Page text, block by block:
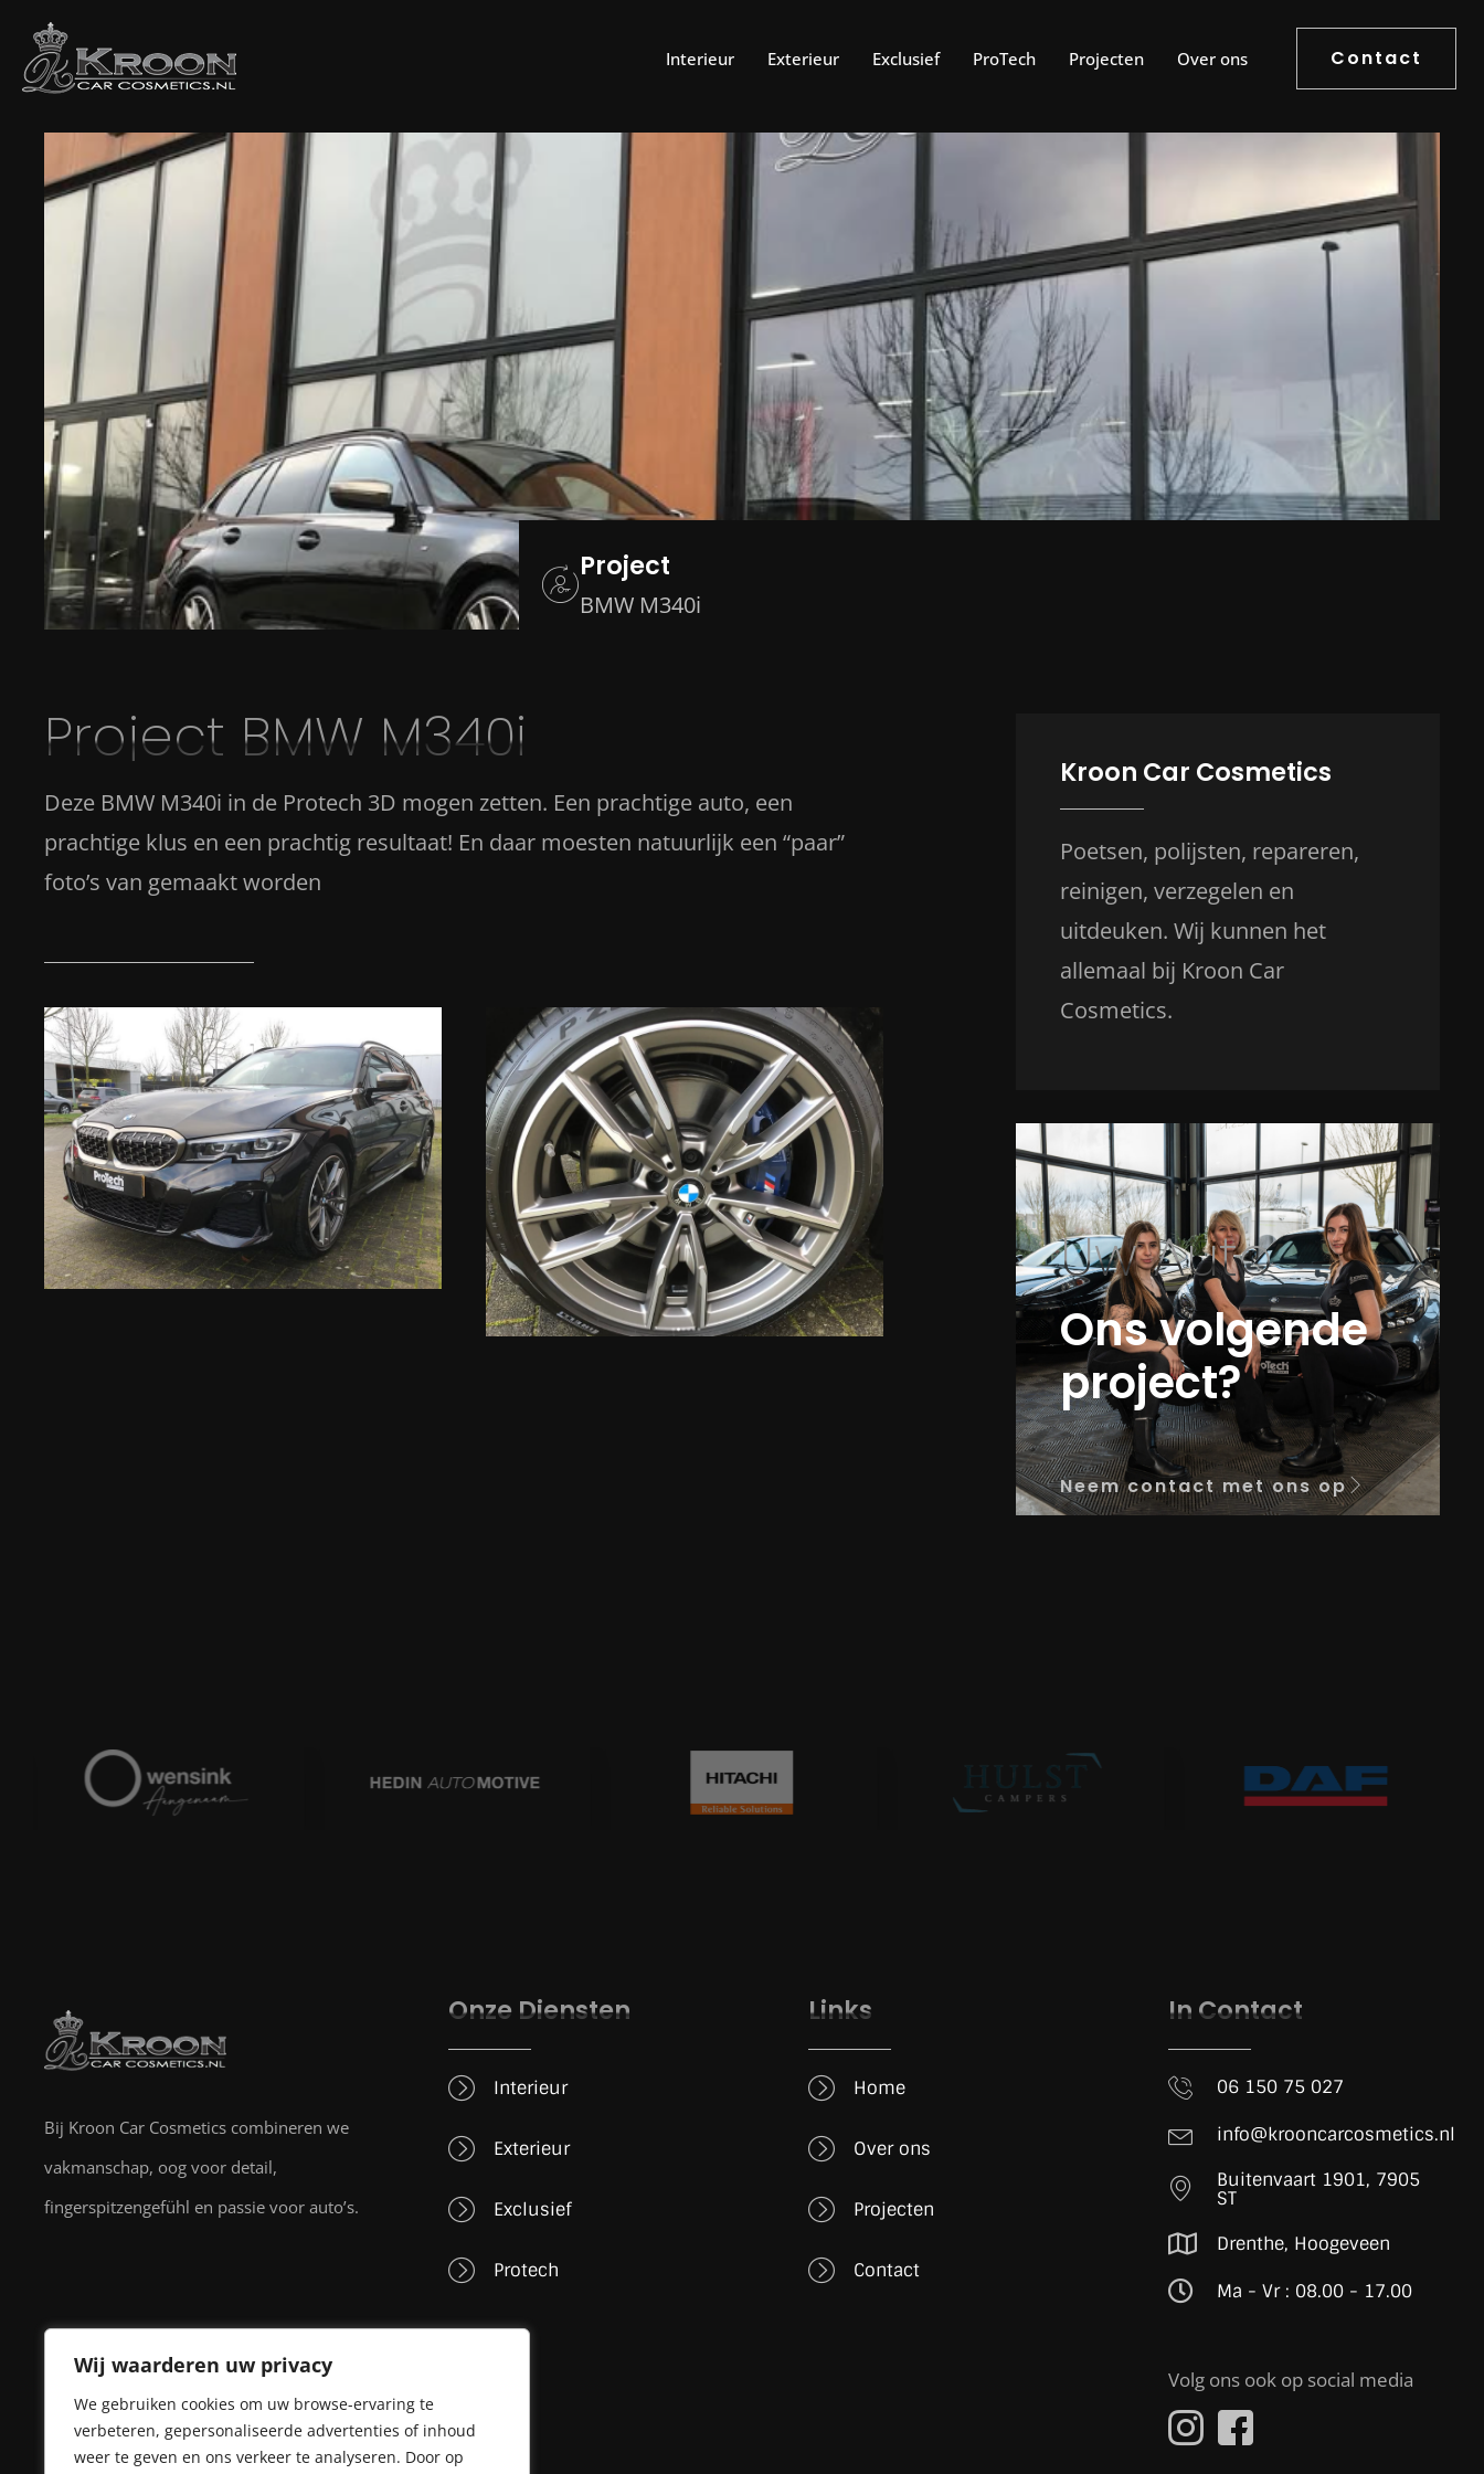
Wij waarderen uw privacy
We gebruiken cookies om uw browse-ervaring te
verbeteren, gepersonaliseerde advertenties of inhoud
weer te geven en ons verkeer te analyseren. Door op
Interieur Exterieur Exclusief ProTech Projecten Over ons Contact
Project
BMW M340i
Project BMW M340i
Deze BMW M340i in de Protech 3D mogen zetten. Een prachtige auto, een
prachtige klus en een prachtig resultaat! En daar moesten natuurlijk een “paar”
foto’s van gemaakt worden
Kroon Car Cosmetics
Poetsen, polijsten, repareren,
reinigen, verzegelen en
uitdeuken. Wij kunnen het
allemaal bij Kroon Car
Cosmetics.
Uw Auto
Ons volgende
project?
Neem contact met ons op
Bij Kroon Car Cosmetics combineren we
vakmanschap, oog voor detail,
fingerspitzengefühl en passie voor auto’s.
Onze Diensten
Interieur
Exterieur
Exclusief
Protech
Links
Home
Over ons
Projecten
Contact
In Contact
06 150 75 027
info@krooncarcosmetics.nl
Buitenvaart 1901, 7905
ST
Drenthe, Hoogeveen
Ma - Vr : 08.00 - 17.00
Volg ons ook op social media